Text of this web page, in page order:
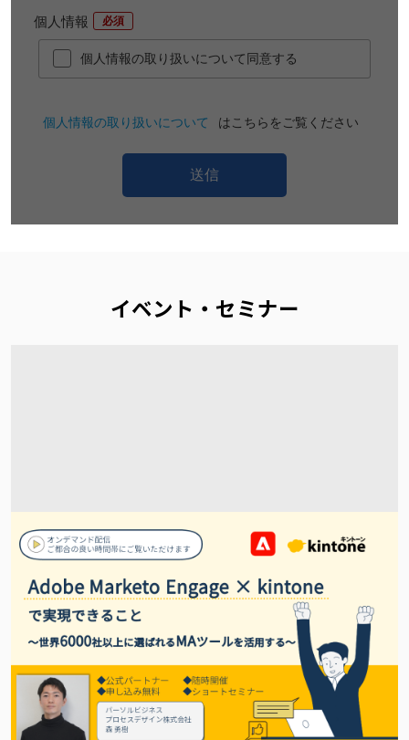
個人情報
個人情報の取り扱いについて同意する
個人情報の取り扱いについて はこちらをご覧ください
送信
イベント・セミナー